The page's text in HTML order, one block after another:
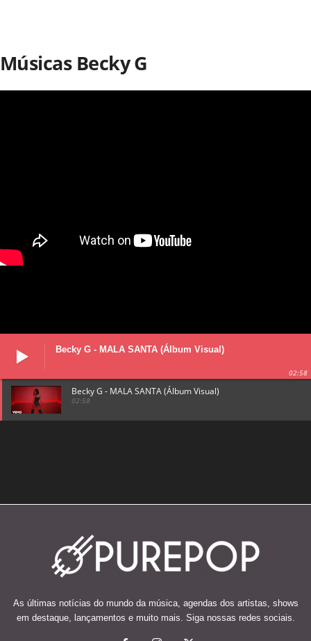
Músicas Becky G
Becky G - MALA SANTA (Álbum Visual)
02:58
Becky G - MALA SANTA (Álbum Visual)
02:58
As últimas notícias do mundo da música, agendas dos artistas, shows
em destaque, lançamentos e muito mais. Siga nossas redes sociais.